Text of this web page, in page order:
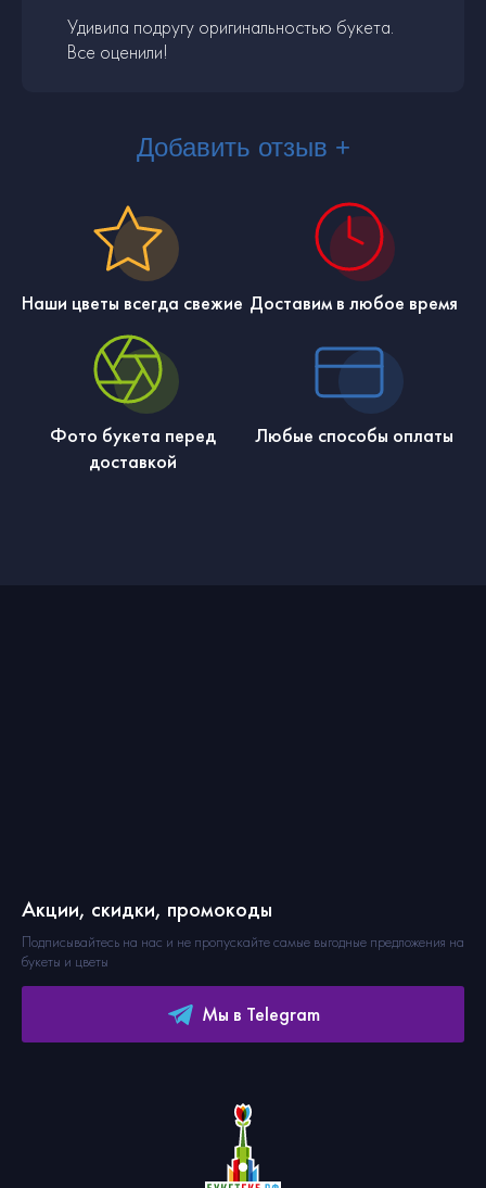
Удивила подругу оригинальностью букета.
Все оценили!
Добавить отзыв +
Наши цветы всегда свежие Доставим в любое время
Фото букета перед
доставкой
Любые способы оплаты
Акции, скидки, промокоды
Подписывайтесь на нас и не пропускайте самые выгодные предложения на
букеты и цветы
Мы в Telegram